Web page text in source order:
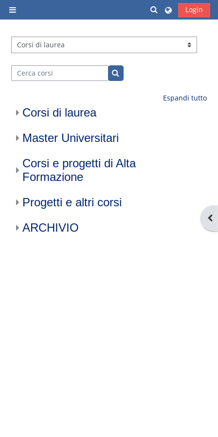
Pannello laterale
Attiva/disattiva
Login
Categorie di corso
Cerca corsi
Cerca corsi
Espandi tutto
Corsi di laurea
Master Universitari
Corsi e progetti di Alta
Formazione
Progetti e altri corsi
ARCHIVIO